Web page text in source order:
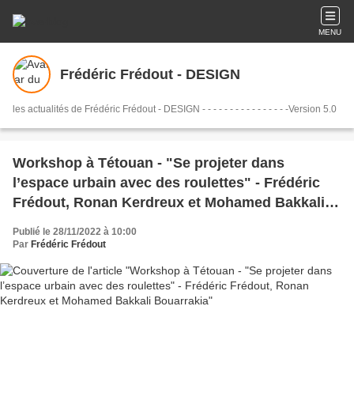
MENU
Frédéric Frédout - DESIGN
les actualités de Frédéric Frédout - DESIGN - - - - - - - - - - - - - - - -Version 5.0
Workshop à Tétouan - "Se projeter dans
l’espace urbain avec des roulettes" - Frédéric
Frédout, Ronan Kerdreux et Mohamed Bakkali
Bouarrakia
Publié le 28/11/2022 à 10:00
Par Frédéric Frédout